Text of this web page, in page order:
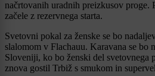
načrtovanih uradnih preizkusov proge.
začele z rezervnega starta.
Svetovni pokal za ženske se bo
slalomom v Flachauu. Karavana se bo
Sloveniji, ko bo ženski del svetovnega
znova gostil Trbiž s smukom in